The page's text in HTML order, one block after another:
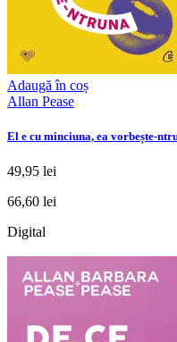
Adaugă în coș
Allan Pease
El e cu minciuna, ea vorbește-
49,95 lei
66,60 lei
Digital